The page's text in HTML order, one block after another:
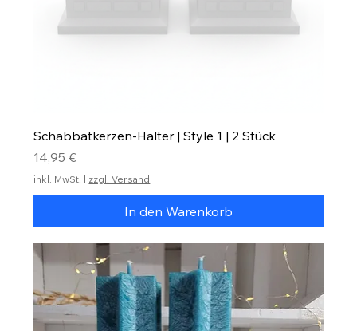
Schabbatkerzen-Halter | Style 1 | 2 Stück
Preis
14,95 €
inkl. MwSt. | zzgl. Versand
In den Warenkorb